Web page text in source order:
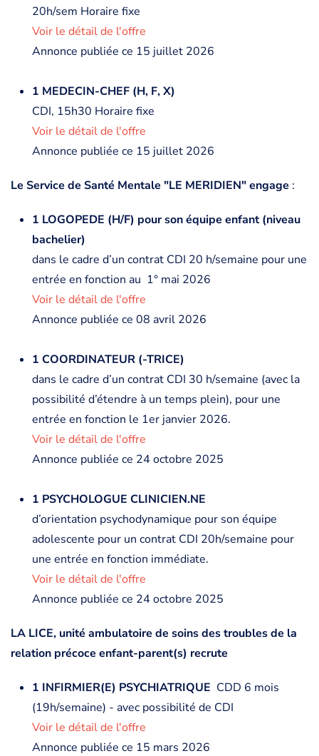
20h/sem Horaire fixe
Voir le détail de l'offre
Annonce publiée ce 15 juillet 2026
1 MEDECIN-CHEF (H, F, X)
CDI, 15h30 Horaire fixe
Voir le détail de l'offre
Annonce publiée ce 15 juillet 2026
Le Service de Santé Mentale "LE MERIDIEN" engage :
1 LOGOPEDE (H/F) pour son équipe enfant (niveau
bachelier)
dans le cadre d’un contrat CDI 20 h/semaine pour une
entrée en fonction au 1° mai 2026
Voir le détail de l'offre
Annonce publiée ce 08 avril 2026
1 COORDINATEUR (-TRICE)
dans le cadre d’un contrat CDI 30 h/semaine (avec la
possibilité d’étendre à un temps plein), pour une
entrée en fonction le 1er janvier 2026.
Voir le détail de l'offre
Annonce publiée ce 24 octobre 2025
1 PSYCHOLOGUE CLINICIEN.NE
d’orientation psychodynamique pour son équipe
adolescente pour un contrat CDI 20h/semaine pour
une entrée en fonction immédiate.
Voir le détail de l'offre
Annonce publiée ce 24 octobre 2025
LA LICE, unité ambulatoire de soins des troubles de la
relation précoce enfant-parent(s) recrute
1 INFIRMIER(E) PSYCHIATRIQUE CDD 6 mois
(19h/semaine) - avec possibilité de CDI
Voir le détail de l'offre
Annonce publiée ce 15 mars 2026